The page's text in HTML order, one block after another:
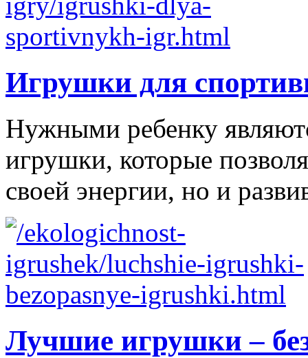
Игрушки для
Нужными ребенку
игрушки, которые
своей энергии, но и
Лучшие игрушки –